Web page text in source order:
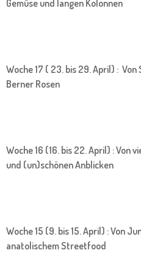
Gemüse und langen Kolonnen
Woche 17 ( 23. bis 29. April) :
Berner Rosen
Woche 16 (16. bis 22. April) : Von
und (un)schönen Anblicken
Woche 15 (9. bis 15. April) : Von
anatolischem Streetfood